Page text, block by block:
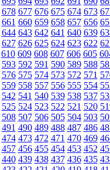
678 677 676 675 674 673
661 660 659 658 657 656
644 643 642 641 640 639
627 626 625 624 623 622
610 609 608 607 606 605
593 592 591 590 589 588
576 575 574 573 572 571
559 558 557 556 555 554
542 541 540 539 538 537
525 524 523 522 521 520
508 507 506 505 504 503
491 490 489 488 487 486
474 473 472 471 470 469
457 456 455 454 453 452
440 439 438 437 436 435